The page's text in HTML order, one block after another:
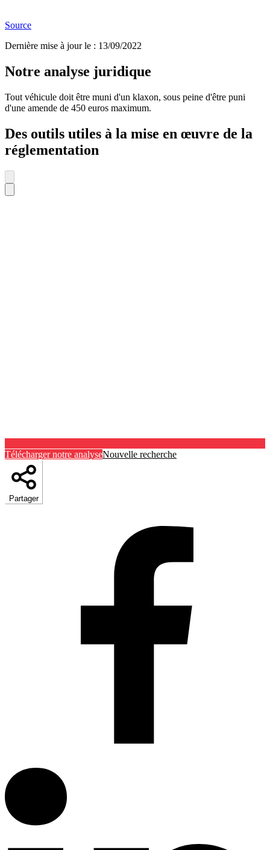
Source
Dernière mise à jour le : 13/09/2022
Notre analyse juridique
Tout véhicule doit être muni d'un klaxon, sous peine d'être puni
d'une amende de 450 euros maximum.
Des outils utiles à la mise en œuvre de la
réglementation
Télécharger notre analyseNouvelle recherche
Partager